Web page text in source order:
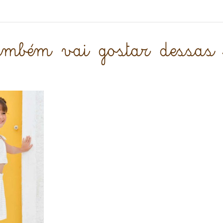
vai gostar